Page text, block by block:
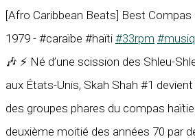
[Afro Caribbean Beats] Best Compas
1979 - #caraïbe #haïti #33rpm
🎶 ⚡ Né d’une scission des Shleu-
aux États-Unis, Skah Shah #1
des groupes phares du compas
deuxième moitié des années 70 par